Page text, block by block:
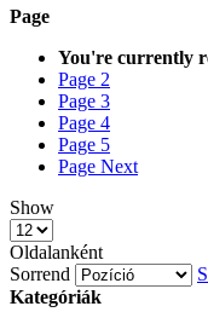
Page
You're currently
Page 2
Page 3
Page 4
Page 5
Page Next
Show
Oldalanként
Sorrend
Kategóriák